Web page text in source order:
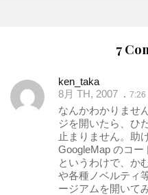
7
ken_taka
8月 TH, 2007
7:26
なんかわかりませ
ジを開いたら、ひ
止まりません。助
GoogleMap のコー
というわけで、か
や各種ノベルティ
ージアムを開いて